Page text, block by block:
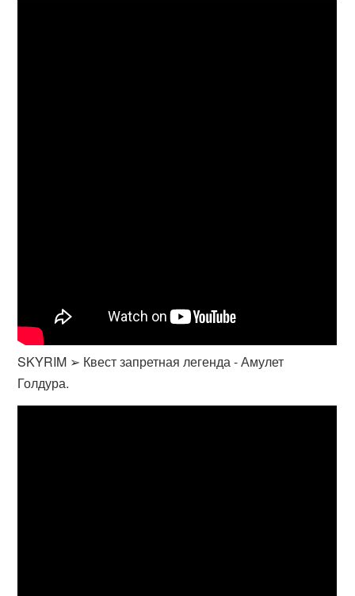
SKYRIM ➢ Квест запретная легенда - Амулет
Голдура.